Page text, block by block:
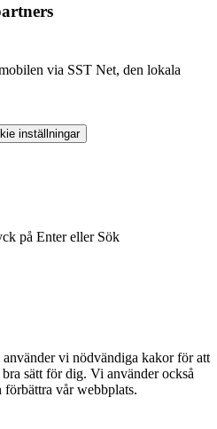
via SST Net, den lokala
inställningar
på Enter eller Sök
vi nödvändiga kakor för att
sätt för dig. Vi använder också
vår webbplats.